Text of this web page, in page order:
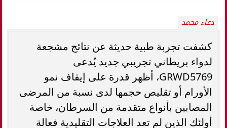
دعاء محمد
كشفت تجربة طبية حديثة عن نتائج مشجعة
لدواء بريطاني تجريبي جديد يُدعى
GRWD5769، أظهر قدرة على إيقاف نمو
الأورام أو تقليص حجمها لدى نسبة من المرضى
المصابين بأنواع متقدمة من السرطان، خاصة
أولئك الذين لم تعد العلاجات التقليدية فعالة